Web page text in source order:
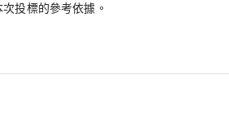
投標的參考依據。